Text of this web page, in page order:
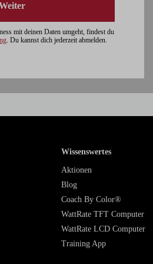
mit deinen Daten umgeht, findest du
. Du kannst dich jederzeit abmelden.
Wissenswertes
Aktionen
Blog
Coach By Color®
WattRate TFT Computer
WattRate LCD Computer
Training App